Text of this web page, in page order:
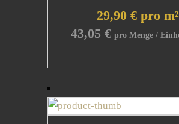
29,90 € pro m²
43,05 €